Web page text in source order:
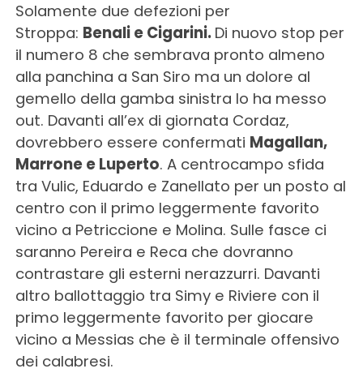
Solamente due defezioni per
Stroppa: Benali e Cigarini. Di nuovo stop per
il numero 8 che sembrava pronto almeno
alla panchina a San Siro ma un dolore al
gemello della gamba sinistra lo ha messo
out. Davanti all’ex di giornata Cordaz,
dovrebbero essere confermati Magallan,
Marrone e Luperto. A centrocampo sfida
tra Vulic, Eduardo e Zanellato per un posto al
centro con il primo leggermente favorito
vicino a Petriccione e Molina. Sulle fasce ci
saranno Pereira e Reca che dovranno
contrastare gli esterni nerazzurri. Davanti
altro ballottaggio tra Simy e Riviere con il
primo leggermente favorito per giocare
vicino a Messias che è il terminale offensivo
dei calabresi.